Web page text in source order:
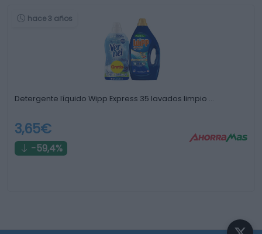
hace 3 años
Detergente líquido Wipp Express 35 lavados limpio …
3,65€
-59,4%